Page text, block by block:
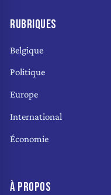
RUBRIQUES
Belgique
Politique
Europe
International
Économie
À PROPOS